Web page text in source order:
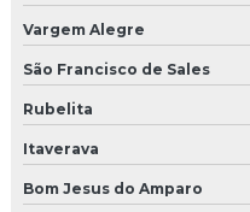
Vargem Alegre
São Francisco de Sales
Rubelita
Itaverava
Bom Jesus do Amparo